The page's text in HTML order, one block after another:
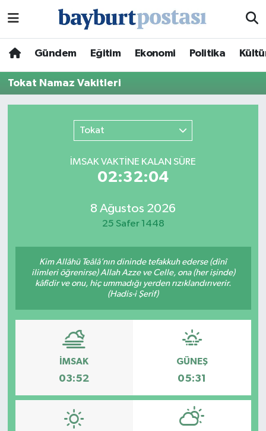
Gündem Eğitim Ekonomi Politika
Tokat Namaz Vakitleri
Tokat
İMSAK VAKTİNE KALAN SÜRE
02:32:04
8 Ağustos 2026
25 Safer 1448
Kim Allâhü Teâlâ’nın dininde tefakkuh ederse (dînî
ilimleri öğrenirse) Allah Azze ve Celle, ona (her işinde)
kâfîdir ve onu, hiç ummadığı yerden rızıklandırıverir.
(Hadis-i Şerif)
İMSAK
03:52
GÜNEŞ
05:31
Hava Durumu
Namaz Vakitleri
Trafik Durumu
Süper Lig Puan Durumu ve Fikstür
Son Dakika Haberleri
Haber Arşivi